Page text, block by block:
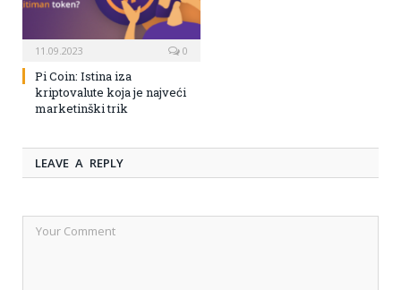
11.09.2023 0
Pi Coin: Istina iza
kriptovalute koja je najveći
marketinški trik
LEAVE A REPLY